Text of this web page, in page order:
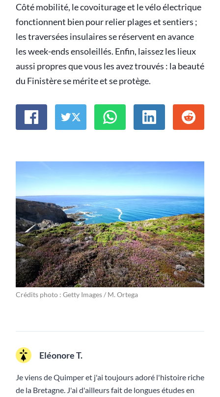
Côté mobilité, le covoiturage et le vélo électrique
fonctionnent bien pour relier plages et sentiers ;
les traversées insulaires se réservent en avance
les week-ends ensoleillés. Enfin, laissez les lieux
aussi propres que vous les avez trouvés : la beauté
du Finistère se mérite et se protège.
Crédits photo : Getty Images / M. Ortega
Eléonore T.
Je viens de Quimper et j'ai toujours adoré l'histoire riche
de la Bretagne. J'ai d'ailleurs fait de longues études en